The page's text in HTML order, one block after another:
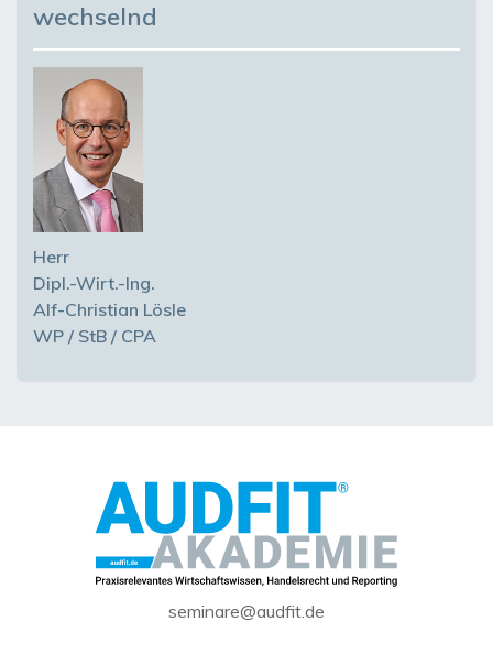
wechselnd
Herr
Dipl.-Wirt.-Ing.
Alf-Christian Lösle
WP / StB / CPA
seminare@audfit.de